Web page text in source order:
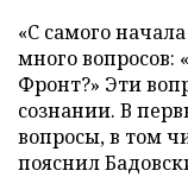
«С самого
много вопросов:
Фронт?» Эти
сознании. В
вопросы, в том
пояснил